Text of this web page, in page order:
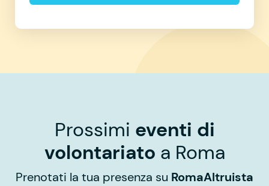
Prossimi eventi di
volontariato a Roma
Prenotati la tua presenza su RomaAltruista